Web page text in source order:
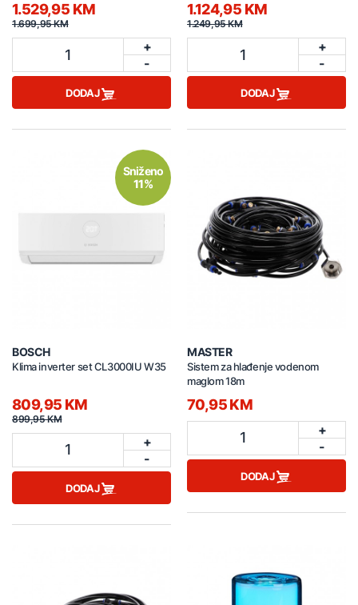
1.529,95 KM
1.699,95 KM
1
+
-
DODAJ
1.124,95 KM
1.249,95 KM
1
+
-
DODAJ
Sniženo
11%
BOSCH
Klima inverter set CL3000IU W35
809,95 KM
899,95 KM
1
+
-
DODAJ
MASTER
Sistem za hlađenje vodenom
maglom 18m
70,95 KM
1
+
-
DODAJ